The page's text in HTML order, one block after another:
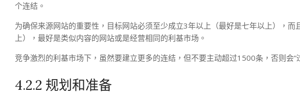
个连结。
为确保来源网站的重要性，目标网站必须至少成立3年以上（最好是七年以上），
上），最好是类似内容的网站或是经营相同的利基市场。
竞争激烈的利基市场下，虽然要建立更多的连结，但不要主动超过1500条，否则会“
4.2.2 规划和准备